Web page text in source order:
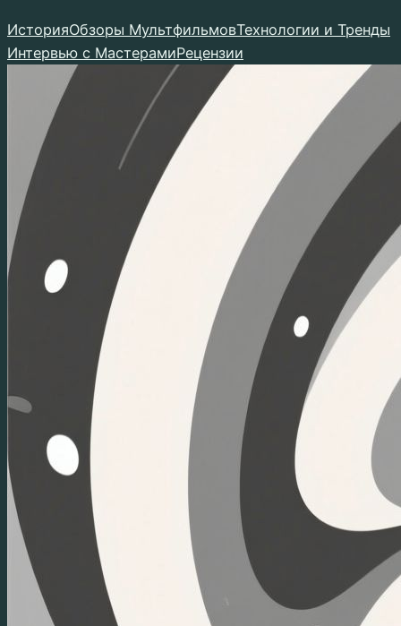
к
содержимому
ИсторияОбзоры МультфильмовТехнологии и Тренды
Интервью с МастерамиРецензии